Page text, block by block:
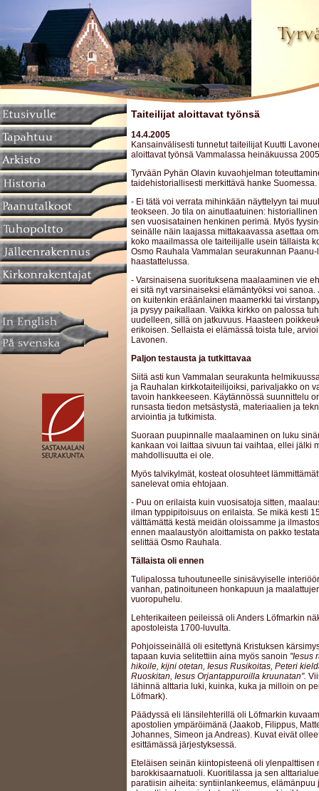
Taiteilijat aloittavat työnsä
14.4.2005
Kansainvälisesti tunnetut taiteilijat Kuutti
aloittavat työnsä Vammalassa heinäkuussa
Tyrvään Pyhän Olavin kuvaohjelman
taidehistoriallisesti merkittävä hanke Suomessa.
- Ei tätä voi verrata mihinkään näyttelyyn tai
teokseen. Jo tila on ainutlaatuinen:
sen vuosisatainen henkinen perimä. Myös
seinälle näin laajassa mittakaavassa asettaa
koko maailmassa ole taiteilijalle usein tällaista
Osmo Rauhala Vammalan seurakunnan
haastattelussa.
- Varsinaisena suorituksena maalaaminen vie
ei sitä nyt varsinaiseksi elämäntyöksi voi sanoa.
on kuitenkin eräänlainen maamerkki tai
ja pysyy paikallaan. Vaikka kirkko on palossa
uudelleen, sillä on jatkuvuus. Haasteen
erikoisen. Sellaista ei elämässä toista tule,
Lavonen.
Paljon testausta ja tutkittavaa
Siitä asti kun Vammalan seurakunta
ja Rauhalan kirkkotaiteilijoiksi, parivaljakko on
tavoin hankkeeseen. Käytännössä suunnittelu
runsasta tiedon metsästystä, materiaalien ja
arviointia ja tutkimista.
Suoraan puupinnalle maalaaminen on luku
kankaan voi laittaa sivuun tai vaihtaa, ellei jälki
mahdollisuutta ei ole.
Myös talvikylmät, kosteat olosuhteet
sanelevat omia ehtojaan.
- Puu on erilaista kuin vuosisatoja sitten,
ilman typpipitoisuus on erilaista. Se mikä kesti
välttämättä kestä meidän oloissamme ja
ennen maalaustyön aloittamista on pakko
selittää Osmo Rauhala.
Tällaista oli ennen
Tulipalossa tuhoutuneelle sinisävyiselle
vanhan, patinoituneen honkapuun ja
vuoropuhelu.
Lehterikaiteen peileissä oli Anders Löfmarkin
apostoleista 1700-luvulta.
Pohjoisseinällä oli esitettynä Kristuksen
tapaan kuvia selitettiin aina myös sanoin "Iesus
hikoile, kijni otetan, Iesus Rusikoitas, Peteri
Ruoskitan, Iesus Orjantappuroilla kruunatan".
lähinnä alttaria luki, kuinka, kuka ja milloin on
Löfmark).
Päädyssä eli länsilehterillä oli Löfmarkin
apostolien ympäröimänä (Jaakob, Filippus,
Johannes, Simeon ja Andreas). Kuvat eivät
esittämässä järjestyksessä.
Eteläisen seinän kiintopisteenä oli ylenpalttisen
barokkisaarnatuoli. Kuoritilassa ja sen
paratiisin aiheita: syntiinlankeemus, elämänpuu